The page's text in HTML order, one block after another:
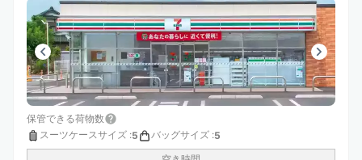
保管できる荷物数
スーツケースサイズ :5 バッグサイズ :5